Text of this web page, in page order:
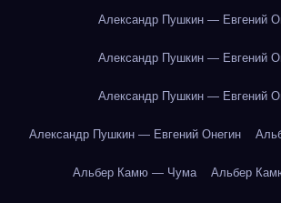
Александр Пушкин — Евгений
Александр Пушкин — Евгений
Александр Пушкин — Евгений
Александр Пушкин — Евгений Онегин
Альбер Камю — Чума Альбер